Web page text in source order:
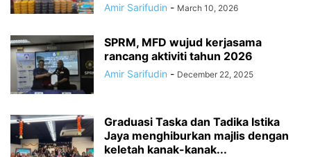
Amir Sarifudin - March 10, 2026
SPRM, MFD wujud kerjasama
rancang aktiviti tahun 2026
Amir Sarifudin - December 22, 2025
Graduasi Taska dan Tadika Istika
Jaya menghiburkan majlis dengan
keletah kanak-kanak...